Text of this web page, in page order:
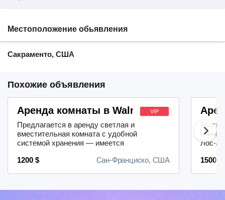
Местоположение обьявления
Сакраменто, США
Похожие объявления
VIP
1200 $ Сан-Франциско, США
Аренда комнаты в Walnut Creek
Предлагается в аренду светлая и
вместительная комната с удобной
системой хранения — имеется
арендатора также отдельная ванная
велосипеда, а также есть
1500 $
Лос-